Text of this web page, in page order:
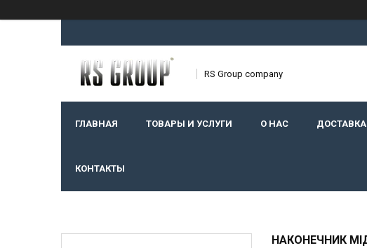
RS Group company
ГЛАВНАЯ ТОВАРЫ И УСЛУГИ О НАС
КОНТАКТЫ
НАКОНЕЧНИК